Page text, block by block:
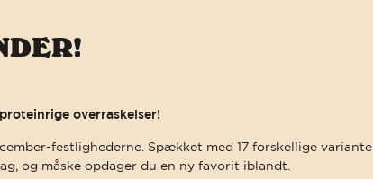
overraskelser!
festlighederne. Spækket med 17 forskellige
og måske opdager du en ny favorit iblandt.